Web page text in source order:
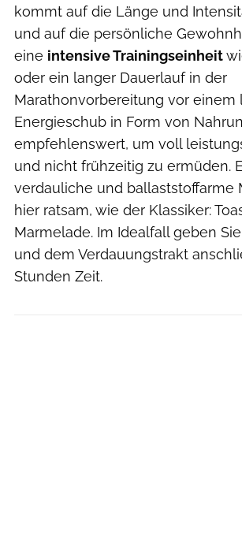
kommt auf die Länge und
und auf die persönliche
eine intensive Trainingseinheit
oder ein langer Dauerlauf in der
Marathonvorbereitung vor einem
Energieschub in Form von
empfehlenswert, um voll
und nicht frühzeitig zu ermüden.
verdauliche und ballaststoffarme
hier ratsam, wie der Klassiker:
Marmelade. Im Idealfall geben
und dem Verdauungstrakt
Stunden Zeit.